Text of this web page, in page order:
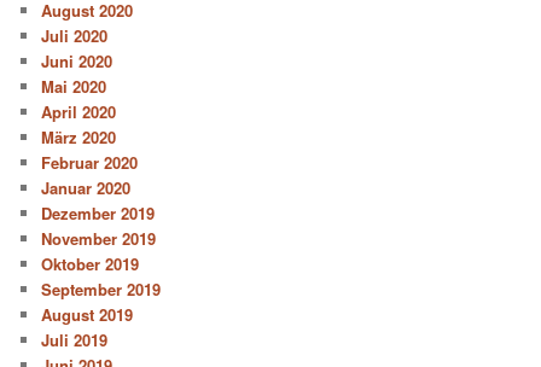
August 2020
Juli 2020
Juni 2020
Mai 2020
April 2020
März 2020
Februar 2020
Januar 2020
Dezember 2019
November 2019
Oktober 2019
September 2019
August 2019
Juli 2019